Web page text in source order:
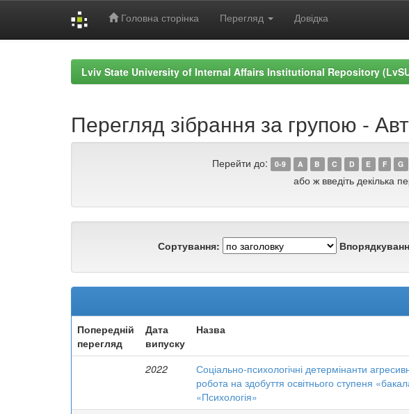
Головна сторінка Перегляд Довідка
Lviv State University of Internal Affairs Institutional Repository
Перегляд зібрання за групою -
Перейти до: 0-9 A B C D E F G
або ж введіть декілька
Сортування:
Попередній
перегляд
Дата
випуску
Назва
2022
Соціально-психологічні детермінанти
робота на здобуття освітнього ступеня
«Психологія»